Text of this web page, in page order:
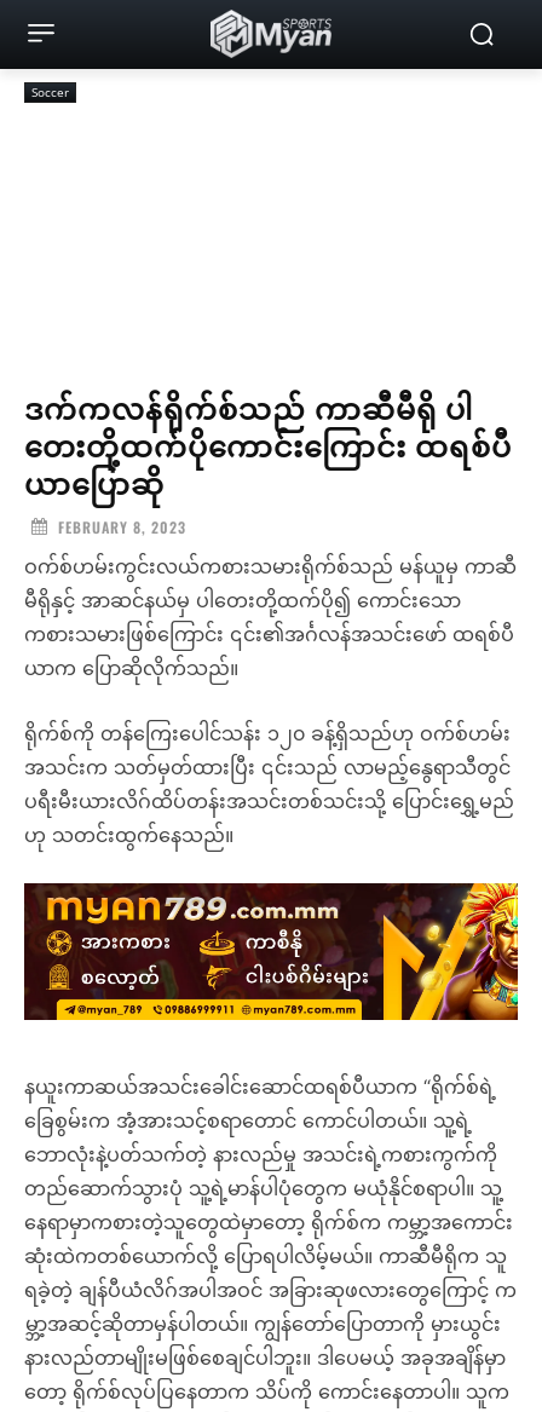
Soccer
ဒက်ကလန်ရိုက်စ်သည် ကာဆီမီရို ပါ
တေးတို့ထက်ပိုကောင်းကြောင်း ထရစ်ပီ
ယာပြောဆို
FEBRUARY 8, 2023
ဝက်စ်ဟမ်းကွင်းလယ်ကစားသမားရိုက်စ်သည် မန်ယူမှ ကာဆီ
မီရိုနှင့် အာဆင်နယ်မှ ပါတေးတို့ထက်ပို၍ ကောင်းသော
ကစားသမားဖြစ်ကြောင်း ၎င်း၏အင်္ဂလန်အသင်းဖော် ထရစ်ပီ
ယာက ပြောဆိုလိုက်သည်။
ရိုက်စ်ကို တန်ကြေးပေါင်သန်း ၁၂၀ ခန့်ရှိသည်ဟု ဝက်စ်ဟမ်း
အသင်းက သတ်မှတ်ထားပြီး ၎င်းသည် လာမည့်နွေရာသီတွင်
ပရီးမီးယားလိဂ်ထိပ်တန်းအသင်းတစ်သင်းသို့ ပြောင်းရွှေ့မည်
ဟု သတင်းထွက်နေသည်။
နယူးကာဆယ်အသင်းခေါင်းဆောင်ထရစ်ပီယာက “ရိုက်စ်ရဲ့
ခြေစွမ်းက အံ့အားသင့်စရာတောင် ကောင်ပါတယ်။ သူ့ရဲ့
ဘောလုံးနဲ့ပတ်သက်တဲ့ နားလည်မှု အသင်းရဲ့ကစားကွက်ကို
တည်ဆောက်သွားပုံ သူ့ရဲ့မာန်ပါပုံတွေက မယုံနိုင်စရာပါ။ သူ့
နေရာမှာကစားတဲ့သူတွေထဲမှာတော့ ရိုက်စ်က ကမ္ဘာ့အကောင်း
ဆုံးထဲကတစ်ယောက်လို့ ပြောရပါလိမ့်မယ်။ ကာဆီမီရိုက သူ
ရခဲ့တဲ့ ချန်ပီယံလိဂ်အပါအဝင် အခြားဆုဖလားတွေကြောင့် က
မ္ဘာ့အဆင့်ဆိုတာမှန်ပါတယ်။ ကျွန်တော်ပြောတာကို မှားယွင်း
နားလည်တာမျိုးမဖြစ်စေချင်ပါဘူး။ ဒါပေမယ့် အခုအချိန်မှာ
တော့ ရိုက်စ်လုပ်ပြနေတာက သိပ်ကို ကောင်းနေတာပါ။ သူက